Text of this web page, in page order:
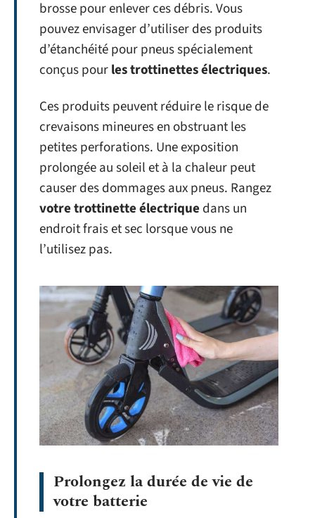
brosse pour enlever ces débris. Vous
pouvez envisager d’utiliser des produits
d’étanchéité pour pneus spécialement
conçus pourles trottinettes électriques.
Ces produits peuvent réduire le risque de
crevaisons mineures en obstruant les
petites perforations. Une exposition
prolongée au soleil et à la chaleur peut
causer des dommages aux pneus. Rangez
votre trottinette électrique dans un
endroit frais et sec lorsque vous ne
l’utilisez pas.
Prolongez la durée de vie de
votre batterie